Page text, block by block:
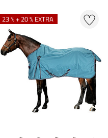
23 % + 20 % EXTRA